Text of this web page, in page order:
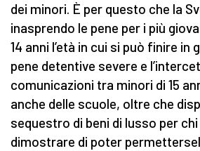
dei minori. È per questo che la
inasprendo le pene per i più
14 anni l’età in cui si può finire in
pene detentive severe e
comunicazioni tra minori di 15
anche delle scuole, oltre che
sequestro di beni di lusso per
dimostrare di poter